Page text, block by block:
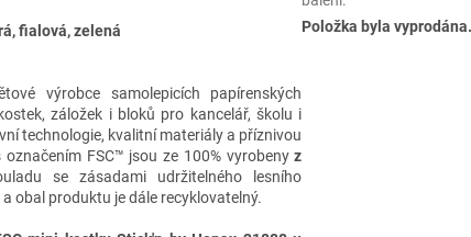
fialová, zelená
výrobce samolepicích papírenských
záložek i bloků pro kancelář, školu i
technologie, kvalitní materiály a příznivou
FSC™ jsou ze 100% vyrobenyz
se zásadami udržitelného lesního
obal produktu je dále recyklovatelný.
Položka byla